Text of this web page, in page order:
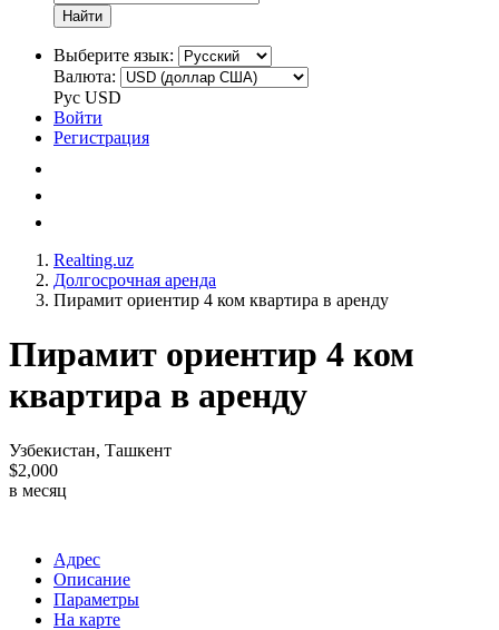
Найти
Выберите язык:
Валюта:
Рус USD
Войти
Регистрация
Realting.uz
Долгосрочная аренда
Пирамит ориентир 4 ком квартира в аренду
Пирамит ориентир 4 ком
квартира в аренду
Узбекистан, Ташкент
$2,000
в месяц
Адрес
Описание
Параметры
На карте